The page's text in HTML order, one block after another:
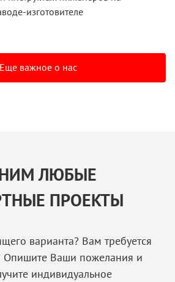
изготовителе
Еще важное о нас
ЛЮБЫЕ
ПРОЕКТЫ
варианта? Вам требуется
Опишите Ваши пожелания и
индивидуальное